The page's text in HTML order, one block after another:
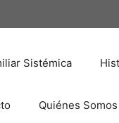
Sistémica
Quiénes Somos